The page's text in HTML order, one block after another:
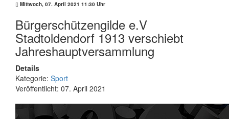
Mittwoch, 07. April 2021 11:30 Uhr
Bürgerschützengilde e.V
Stadtoldendorf 1913 verschiebt
Jahreshauptversammlung
Details
Kategorie: Sport
Veröffentlicht: 07. April 2021